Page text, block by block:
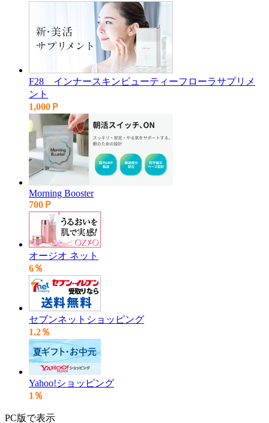
F28 インナースキンビューティーフローラサプリメ
ント
1,000Ｐ
Morning Booster
700Ｐ
オージオ ネット
6％
セブンネットショッピング
1.2％
Yahoo!ショッピング
1％
PC版で表示